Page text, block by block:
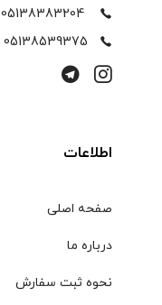
05138383204
05138539375
اطلاعات
صفحه اصلی
درباره ما
نحوه ثبت سفارش